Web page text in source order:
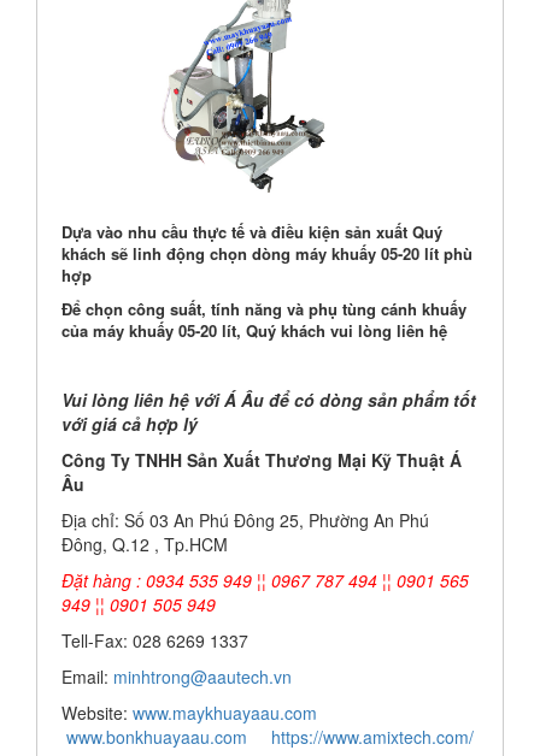
Dựa vào nhu cầu thực tế và điều kiện sản xuất Quý
khách sẽ linh động chọn dòng máy khuấy 05-20 lít phù
hợp
Để chọn công suất, tính năng và phụ tùng cánh khuấy
của máy khuấy 05-20 lít, Quý khách vui lòng liên hệ
Vui lòng liên hệ với Á Âu để có dòng sản phẩm tốt
với giá cả hợp lý
Công Ty TNHH Sản Xuất Thương Mại Kỹ Thuật Á
Âu
Địa chỉ: Số 03 An Phú Đông 25, Phường An Phú
Đông, Q.12 , Tp.HCM
Đặt hàng : 0934 535 949 ¦¦ 0967 787 494 ¦¦ 0901 565
949 ¦¦ 0901 505 949
Tell-Fax: 028 6269 1337
Email: minhtrong@aautech.vn
Website: www.maykhuayaau.com
www.bonkhuayaau.com
https://www.amixtech.com/